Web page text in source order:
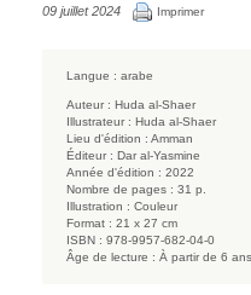
09 juillet 2024 Imprimer
Langue : arabe
Auteur : Huda al-Shaer
Illustrateur : Huda al-Shaer
Lieu d'édition : Amman
Éditeur : Dar al-Yasmine
Année d'édition : 2022
Nombre de pages : 31 p.
Illustration : Couleur
Format : 21 x 27 cm
ISBN : 978-9957-682-04-0
Âge de lecture : À partir de 6 ans